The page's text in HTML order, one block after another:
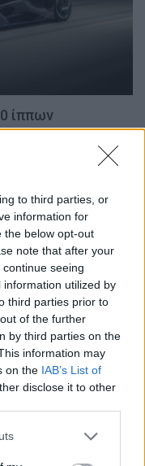
to third parties, or
information for
the below opt-out
note that after your
seeing
utilized by
third parties prior to
of the further
by third parties on the
information may
on the IAB’s List of
disclose it to other
ίππων
Auto Express /
GTi…